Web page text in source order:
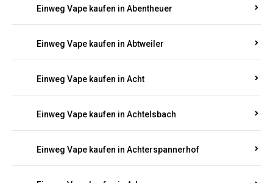
Einweg Vape kaufen in Abentheuer
Einweg Vape kaufen in Abtweiler
Einweg Vape kaufen in Acht
Einweg Vape kaufen in Achtelsbach
Einweg Vape kaufen in Achterspannerhof